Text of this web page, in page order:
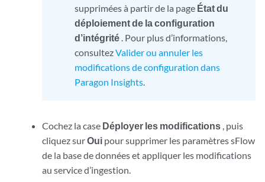
supprimées à partir de la page État du
déploiement de la configuration
d’intégrité . Pour plus d’informations,
consultezValider ou annuler les
modifications de configuration dans
Paragon Insights.
Cochez la case Déployer les modifications, puis
cliquez surOuipour supprimer les paramètres sFlow
de la base de données et appliquer les modifications
au service d’ingestion.